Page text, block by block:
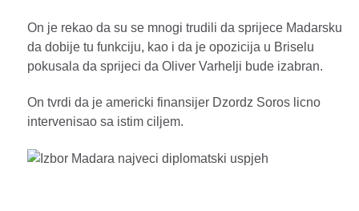
On je rekao da su se mnogi trudili da sprijece Madarsku
da dobije tu funkciju, kao i da je opozicija u Briselu
pokusala da sprijeci da Oliver Varhelji bude izabran.
On tvrdi da je americki finansijer Dzordz Soros licno
intervenisao sa istim ciljem.